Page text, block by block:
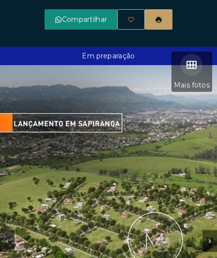
Compartilhar
Mais fotos
Em preparação